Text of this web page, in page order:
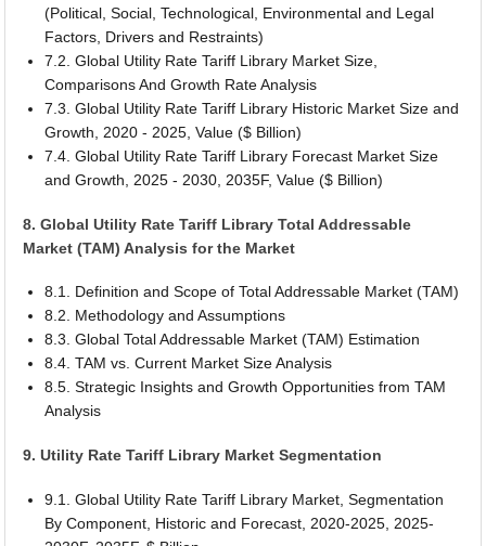
(Political, Social, Technological, Environmental and Legal
Factors, Drivers and Restraints)
7.2. Global Utility Rate Tariff Library Market Size,
Comparisons And Growth Rate Analysis
7.3. Global Utility Rate Tariff Library Historic Market Size and
Growth, 2020 - 2025, Value ($ Billion)
7.4. Global Utility Rate Tariff Library Forecast Market Size
and Growth, 2025 - 2030, 2035F, Value ($ Billion)
8. Global Utility Rate Tariff Library Total Addressable
Market (TAM) Analysis for the Market
8.1. Definition and Scope of Total Addressable Market (TAM)
8.2. Methodology and Assumptions
8.3. Global Total Addressable Market (TAM) Estimation
8.4. TAM vs. Current Market Size Analysis
8.5. Strategic Insights and Growth Opportunities from TAM
Analysis
9. Utility Rate Tariff Library Market Segmentation
9.1. Global Utility Rate Tariff Library Market, Segmentation
By Component, Historic and Forecast, 2020-2025, 2025-